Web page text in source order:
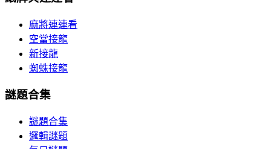
麻將連連看
空當接龍
新接龍
蜘蛛接龍
謎題合集
謎題合集
邏輯謎題